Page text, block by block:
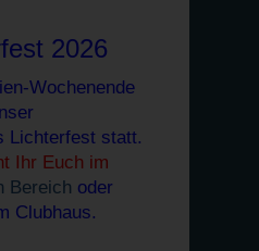
2026
Wochenende
Lichterfest statt.
Ihr Euch im
Bereich oder
Clubhaus.